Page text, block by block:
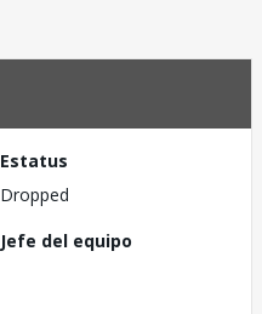
Estatus
Dropped
Jefe del equipo